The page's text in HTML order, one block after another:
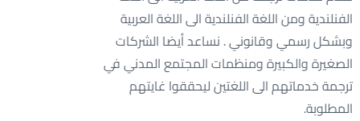
الفنلندية ومن اللغة الفنلندية الى اللغة العربية
وبشكل رسمي وقانوني . نساعد أيضا الشركات
الصغيرة والكبيرة ومنظمات المجتمع المدني في
ترجمة خدماتهم الى اللغتين ليحققوا غايتهم
المطلوبة.